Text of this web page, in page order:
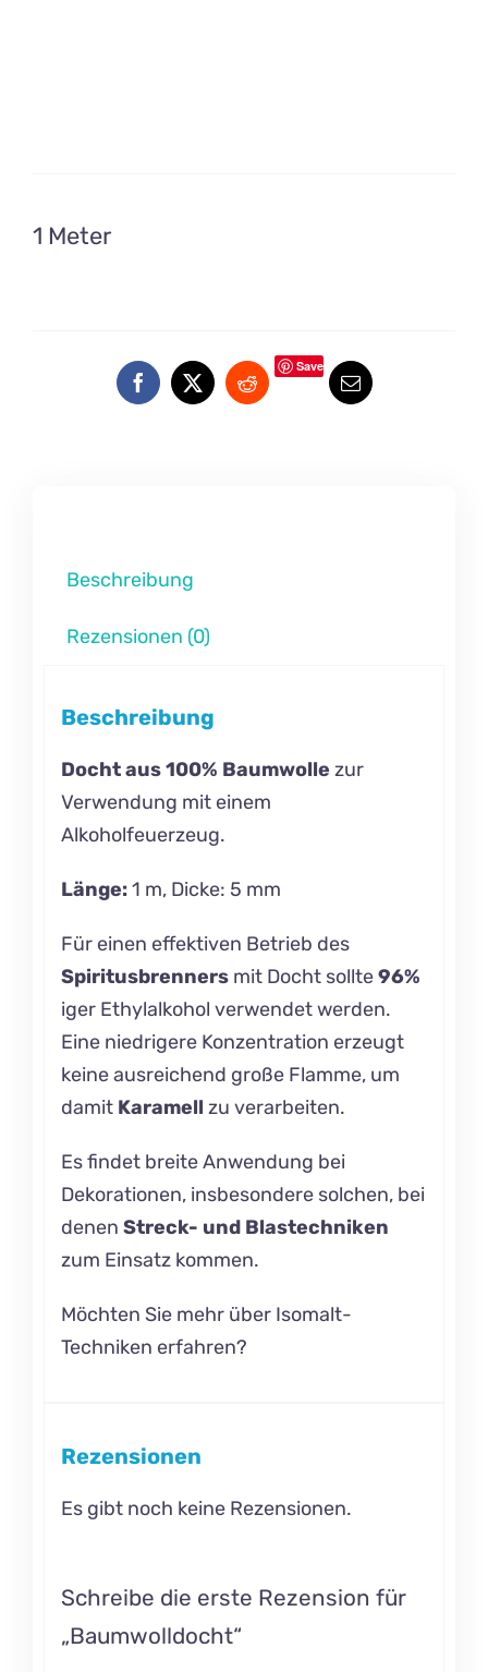
1 Meter
Save
Beschreibung
Rezensionen (0)
Beschreibung
Docht aus 100% Baumwolle zur
Verwendung mit einem
Alkoholfeuerzeug.
Länge:1 m, Dicke: 5 mm
Für einen effektiven Betrieb des
Spiritusbrennersmit Docht sollte96%
iger Ethylalkohol verwendet werden.
Eine niedrigere Konzentration erzeugt
keine ausreichend große Flamme, um
damit Karamell zu verarbeiten.
Es findet breite Anwendung bei
Dekorationen, insbesondere solchen, bei
denen Streck- und Blastechniken
zum Einsatz kommen.
Möchten Sie mehr über Isomalt-
Techniken erfahren?
Rezensionen
Es gibt noch keine Rezensionen.
Schreibe die erste Rezension für
„Baumwolldocht“